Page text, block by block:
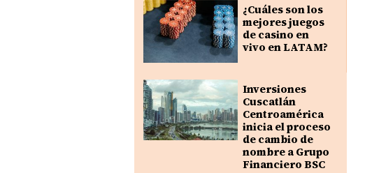
¿Cuáles son los
mejores juegos
de casino en
vivo en LATAM?
Inversiones
Cuscatlán
Centroamérica
inicia el proceso
de cambio de
nombre a Grupo
Financiero BSC